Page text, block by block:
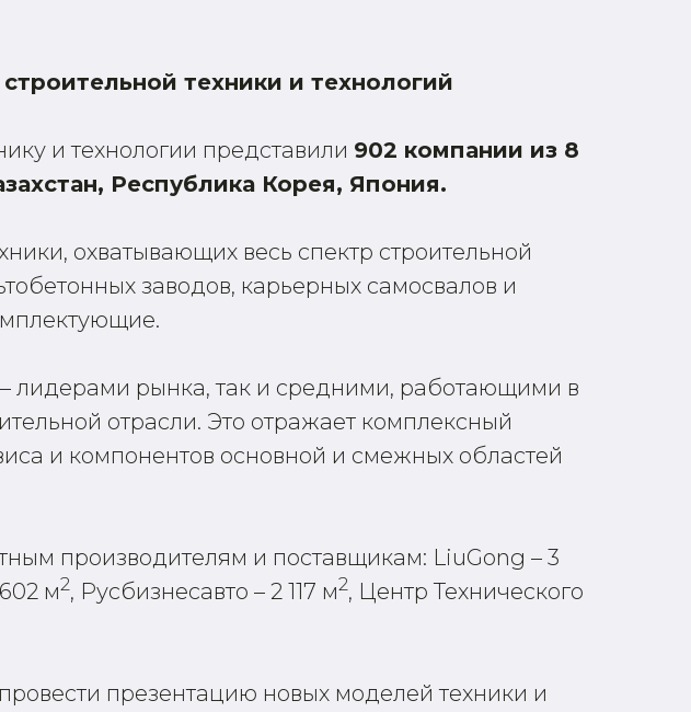
техники и технологий
и технологии представили 902 компании из 8
Республика Корея, Япония.
охватывающих весь спектр строительной
заводов, карьерных самосвалов и
лидерами рынка, так и средними, работающими в
отрасли. Это отражает комплексный
и компонентов основной и смежных областей
производителям и поставщикам: LiuGong – 3
м2, Русбизнесавто – 2 117 м2, Центр Технического
презентацию новых моделей техники и